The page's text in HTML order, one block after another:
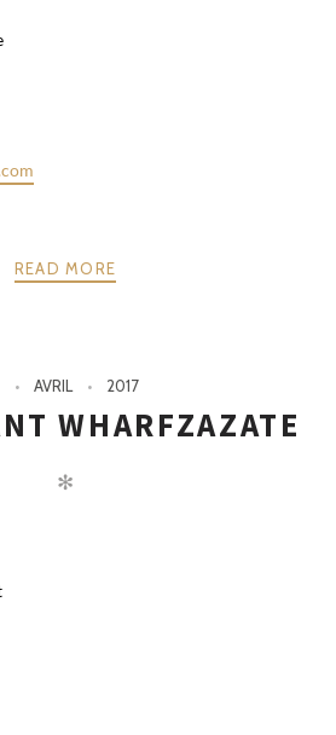
READ MORE
AVRIL 2017
WHARFZAZATE
✻